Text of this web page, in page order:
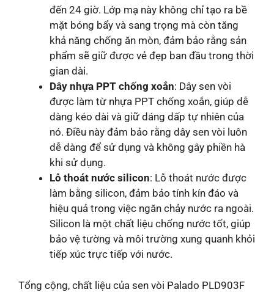
đến 24 giờ. Lớp mạ này không chỉ tạo ra bề
mặt bóng bẩy và sang trọng mà còn tăng
khả năng chống ăn mòn, đảm bảo rằng sản
phẩm sẽ giữ được vẻ đẹp ban đầu trong thời
gian dài.
Dây nhựa PPT chống xoắn: Dây sen vòi
được làm từ nhựa PPT chống xoắn, giúp dễ
dàng kéo dài và giữ dáng dấp tự nhiên của
nó. Điều này đảm bảo rằng dây sen vòi luôn
dễ dàng để sử dụng và không gây phiền hà
khi sử dụng.
Lỗ thoát nước silicon: Lỗ thoát nước được
làm bằng silicon, đảm bảo tính kín đáo và
hiệu quả trong việc ngăn chảy nước ra ngoài.
Silicon là một chất liệu chống nước tốt, giúp
bảo vệ tường và môi trường xung quanh khỏi
tiếp xúc trực tiếp với nước.
Tổng cộng, chất liệu của sen vòi Palado PLD903F